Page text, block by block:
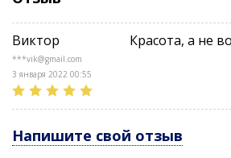
сторону, имитируя живую рыбку.
«зависает» в толще воды,
неторопливо покачивая боками.
время паузы можно совершать
удилищем. Именно на паузе чаще
происходит поклевка.
Воблер достаточно упорист и
удилища со среднебыстрым или
Достойный выбор для ловли
Виктор
***vik@gmail.com
3 января 2022 00:55
Красота, а не
Напишите свой отзыв